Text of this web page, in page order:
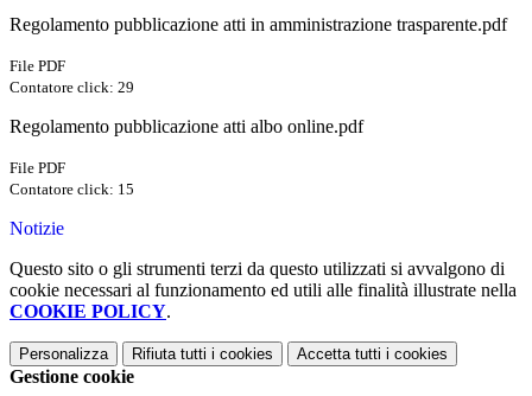
Regolamento pubblicazione atti in amministrazione trasparente.pdf
File PDF
Contatore click: 29
Regolamento pubblicazione atti albo online.pdf
File PDF
Contatore click: 15
Notizie
Questo sito o gli strumenti terzi da questo utilizzati si avvalgono di
cookie necessari al funzionamento ed utili alle finalità illustrate nella
COOKIE POLICY.
Personalizza Rifiuta tutti i cookies Accetta tutti i cookies
Gestione cookie